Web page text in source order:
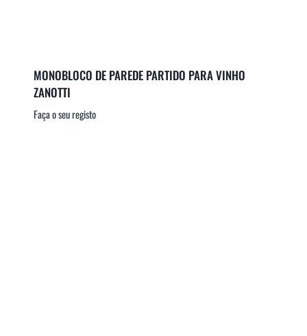
MONOBLOCO DE PAREDE PARTIDO PARA VINHO
ZANOTTI
Faça o seu registo